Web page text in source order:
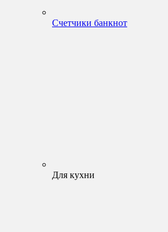
Счетчики банкнот
Для кухни